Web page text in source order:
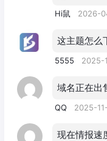
Hi鼠 2026-
这主题怎么
5555 2025-
域名正在出
QQ 2025-
现在情报速